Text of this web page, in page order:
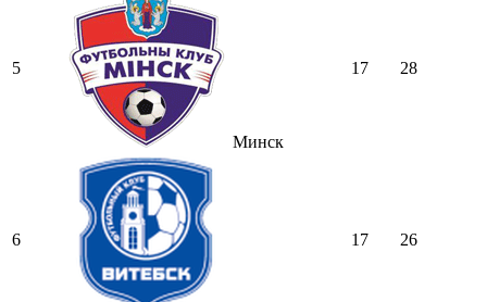
5
Минск
17 28
6 17 26